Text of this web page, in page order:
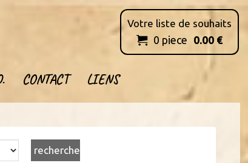
CONTACT LIENS
Votre liste de souhaits
 0 piece 0.00 €